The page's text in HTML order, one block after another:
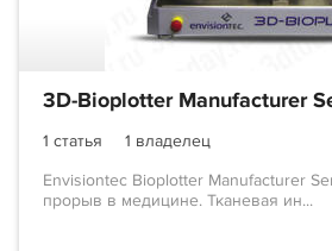
3D-Bioplotter Manufacturer
1 статья
1 владелец
Envisiontec Bioplotter Manufacturer
прорыв в медицине. Тканевая ин...